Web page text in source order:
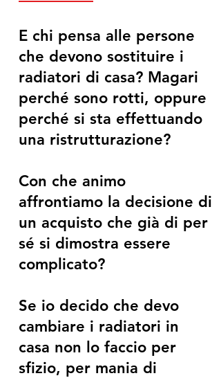
E chi pensa alle persone
che devono sostituire i
radiatori di casa? Magari
perché sono rotti, oppure
perché si sta effettuando
una ristrutturazione?
Con che animo
affrontiamo la decisione di
un acquisto che già di per
sé si dimostra essere
complicato?
Se io decido che devo
cambiare i radiatori in
casa non lo faccio per
sfizio, per mania di